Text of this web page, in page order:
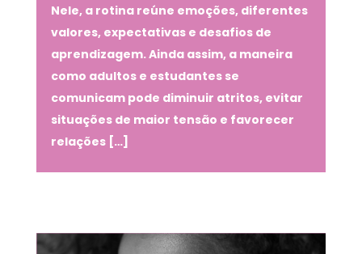
Nele, a rotina reúne emoções, diferentes
valores, expectativas e desafios de
aprendizagem. Ainda assim, a maneira
como adultos e estudantes se
comunicam pode diminuir atritos, evitar
situações de maior tensão e favorecer
relações […]